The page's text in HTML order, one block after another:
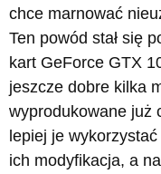
chce marnować
Ten powód stał się
kart GeForce GTX
jeszcze dobre kilka
wyprodukowane już
lepiej je
ich modyfikacja, a